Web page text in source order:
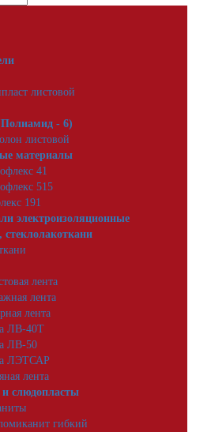
листовой
- 6)
листовой
материалы
41
515
191
электроизоляционные
стеклолакоткани
лента
лента
лента
ЛВ-40Т
ЛВ-50
ЛЭТСАР
лента
слюдопласты
гибкий